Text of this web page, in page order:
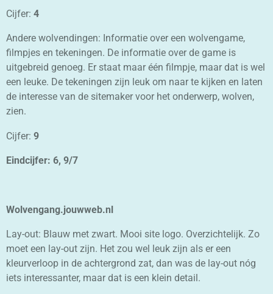
Cijfer: 4
Andere wolvendingen: Informatie over een wolvengame,
filmpjes en tekeningen. De informatie over de game is
uitgebreid genoeg. Er staat maar één filmpje, maar dat is wel
een leuke. De tekeningen zijn leuk om naar te kijken en laten
de interesse van de sitemaker voor het onderwerp, wolven,
zien.
Cijfer: 9
Eindcijfer: 6, 9/7
Wolvengang.jouwweb.nl
Lay-out: Blauw met zwart. Mooi site logo. Overzichtelijk. Zo
moet een lay-out zijn. Het zou wel leuk zijn als er een
kleurverloop in de achtergrond zat, dan was de lay-out nóg
iets interessanter, maar dat is een klein detail.